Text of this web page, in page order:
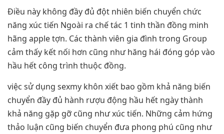
Điều này không đầy đủ đột nhiên biến chuyển chức
năng xúc tiến Ngoài ra chế tác 1 tinh thần đồng minh
hãng apple tợn. Các thành viên gia đình trong Group
cảm thấy kết nối hơn cũng như hăng hái đóng góp vào
hầu hết công trình thuộc đồng.
việc sử dụng sexmy khôn xiết bao gồm khả năng biến
chuyển đầy đủ hành rượu động hầu hết ngày thành
khả năng gặp gỡ cũng như xúc tiến. Những cảm hứng
thảo luận cũng biến chuyển đưa phong phú cũng như